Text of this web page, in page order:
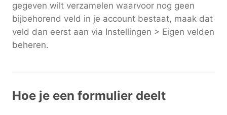
gegeven wilt verzamelen waarvoor nog geen
bijbehorend veld in je account bestaat, maak dat
veld dan eerst aan via Instellingen > Eigen velden
beheren.
Hoe je een formulier deelt